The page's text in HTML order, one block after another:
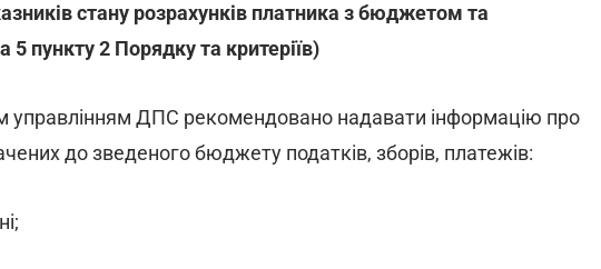
стану розрахунків платника з бюджетом та
пункту 2 Порядку та критеріїв)
управлінням ДПС рекомендовано надавати інформацію про
до зведеного бюджету податків, зборів, платежів: